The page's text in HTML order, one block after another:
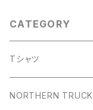
CATEGORY
Tシャツ
NORTHERN TRUCK